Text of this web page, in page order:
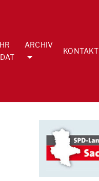
ARCHIV
KONTAKT